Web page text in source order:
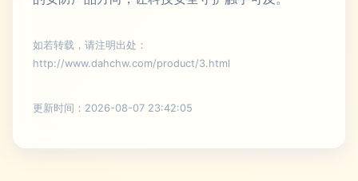
如若转载，请注明出处：
http://www.dahchw.com/product/3.html
更新时间：2026-08-07 23:42:05